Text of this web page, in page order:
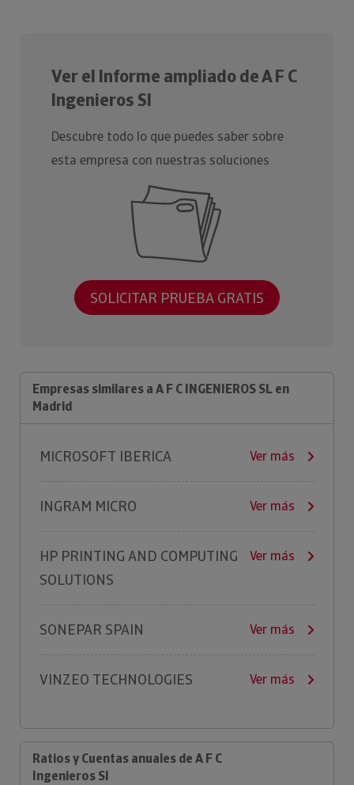
Ver el Informe ampliado de A F C
Ingenieros Sl
Descubre todo lo que puedes saber sobre
esta empresa con nuestras soluciones
SOLICITAR PRUEBA GRATIS
Empresas similares a A F C INGENIEROS SL en
Madrid
MICROSOFT IBERICA Ver más
INGRAM MICRO Ver más
HP PRINTING AND COMPUTING
SOLUTIONS
Ver más
SONEPAR SPAIN Ver más
VINZEO TECHNOLOGIES Ver más
Ratios y Cuentas anuales de A F C
Ingenieros Sl